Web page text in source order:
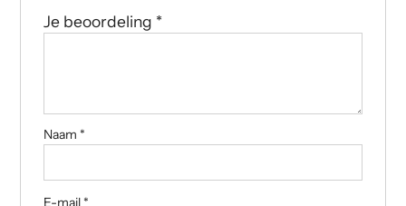
Je beoordeling *
Naam *
E-mail *